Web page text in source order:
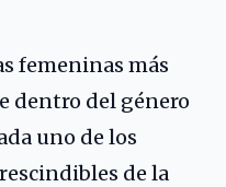
femeninas más
dentro del género
uno de los
de la